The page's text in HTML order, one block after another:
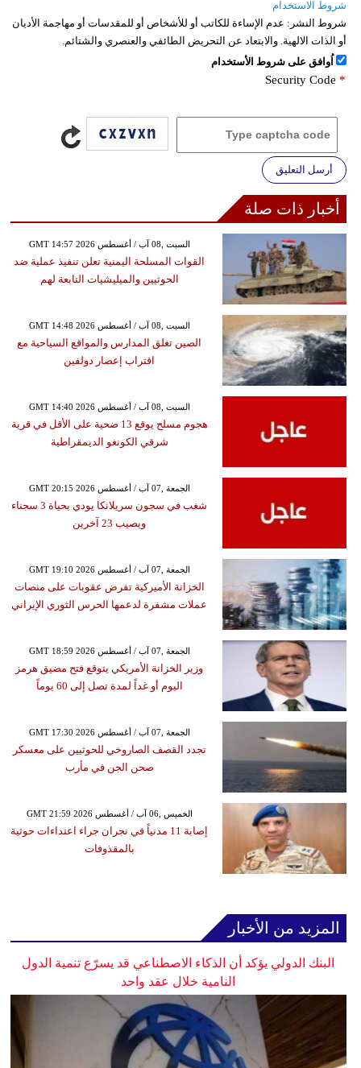
شروط الاستخدام
شروط النشر: عدم الإساءة للكاتب أو للأشخاص أو للمقدسات أو مهاجمة الأديان
أو الذات الالهية. والابتعاد عن التحريض الطائفي والعنصري والشتائم.
اُوافق على شروط الأستخدام
Security Code *
أرسل التعليق
أخبار ذات صلة
GMT 14:57 2026 السبت ,08 آب / أغسطس
القوات المسلحة اليمنية تعلن تنفيذ عملية ضد
الحوثيين والميليشيات التابعة لهم
GMT 14:48 2026 السبت ,08 آب / أغسطس
الصين تغلق المدارس والمواقع السياحية مع
اقتراب إعصار دولفين
GMT 14:40 2026 السبت ,08 آب / أغسطس
هجوم مسلح يوقع 13 ضحية على الأقل في قرية
شرقي الكونغو الديمقراطية
GMT 20:15 2026 الجمعة ,07 آب / أغسطس
شغب في سجون سريلانكا يودي بحياة 3 سجناء
ويصيب 23 آخرين
GMT 19:10 2026 الجمعة ,07 آب / أغسطس
الخزانة الأميركية تفرض عقوبات على منصات
عملات مشفرة لدعمها الحرس الثوري الإيراني
GMT 18:59 2026 الجمعة ,07 آب / أغسطس
وزير الخزانة الأمريكي يتوقع فتح مضيق هرمز
اليوم أو غداً لمدة تصل إلى 60 يوماً
GMT 17:30 2026 الجمعة ,07 آب / أغسطس
تجدد القصف الصاروخي للحوثيين على معسكر
صحن الجن في مأرب
GMT 21:59 2026 الخميس ,06 آب / أغسطس
إصابة 11 مدنياً في نجران جراء اعتداءات حوثية
بالمقذوفات
المزيد من الأخبار
البنك الدولي يؤكد أن الذكاء الاصطناعي قد يسرّع تنمية الدول
النامية خلال عقد واحد